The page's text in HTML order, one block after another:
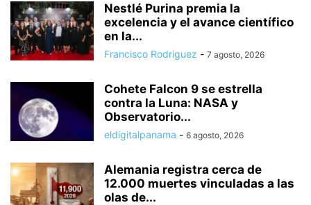
Nestlé Purina premia la
excelencia y el avance científico
en la...
Francisco Rodriguez - 7 agosto, 2026
Cohete Falcon 9 se estrella
contra la Luna: NASA y
Observatorio...
eldigitalpanama - 6 agosto, 2026
Alemania registra cerca de
12.000 muertes vinculadas a las
olas de...